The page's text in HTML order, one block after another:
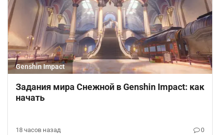
Genshin Impact
Задания мира Снежной в Genshin Impact: как
начать
18 часов назад 0